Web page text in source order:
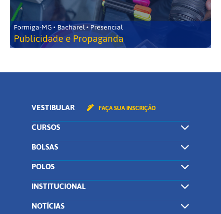
Formiga-MG • Bacharel • Presencial
Publicidade e Propaganda
VESTIBULAR FAÇA SUA INSCRIÇÃO
CURSOS
BOLSAS
POLOS
INSTITUCIONAL
NOTÍCIAS